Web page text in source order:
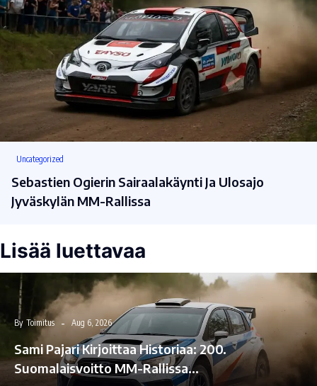
Uncategorized
Sebastien Ogierin Sairaalakäynti Ja Ulosajo
Jyväskylän MM-Rallissa
Lisää luettavaa
By Toimitus Aug 6, 2026
Sami Pajari Kirjoittaa Historiaa: 200.
Suomalaisvoitto MM-Rallissa…